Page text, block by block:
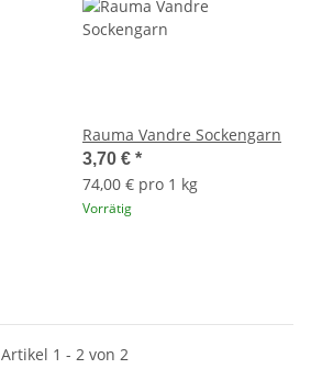
Rauma Vandre Sockengarn
3,70 € *
74,00 € pro 1 kg
Vorrätig
Artikel 1 - 2 von 2